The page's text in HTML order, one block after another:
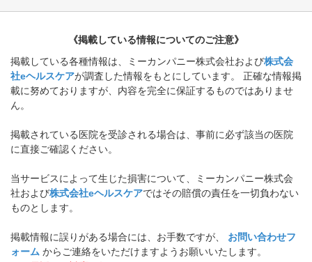
《掲載している情報についてのご注意》
掲載している各種情報は、ミーカンパニー株式会社および株式会
社eヘルスケアが調査した情報をもとにしています。 正確な情報掲
載に努めておりますが、内容を完全に保証するものではありませ
ん。
掲載されている医院を受診される場合は、事前に必ず該当の医院
に直接ご確認ください。
当サービスによって生じた損害について、ミーカンパニー株式会
社および株式会社eヘルスケアではその賠償の責任を一切負わない
ものとします。
掲載情報に誤りがある場合には、お手数ですが、
お問い合わせフ
ォーム からご連絡をいただけますようお願いいたします。